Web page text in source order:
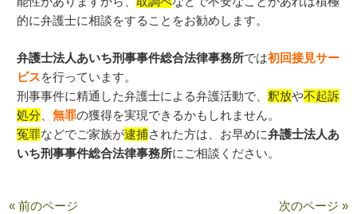
的に弁護士に相談をすることをお勧めします。
弁護士法人あいち刑事事件総合法律事務所では初回接見サー
ビスを行っています。
刑事事件に精通した弁護士による弁護活動で、釈放や不起訴
処分 、無罪の獲得を実現できるかもしれません。
冤罪などでご家族が逮捕された方は、お早めに弁護士法人あ
いち刑事事件総合法律事務所にご相談ください。
« 前のページ 次のページ »